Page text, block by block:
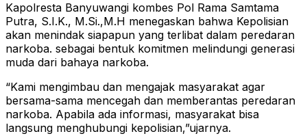
Kapolresta Banyuwangi kombes Pol Rama Samtama
Putra, S.I.K., M.Si.,M.H menegaskan bahwa Kepolisian
akan menindak siapapun yang terlibat dalam peredaran
narkoba. sebagai bentuk komitmen melindungi generasi
muda dari bahaya narkoba.
“Kami mengimbau dan mengajak masyarakat agar
bersama-sama mencegah dan memberantas peredaran
narkoba. Apabila ada informasi, masyarakat bisa
langsung menghubungi kepolisian,”ujarnya.